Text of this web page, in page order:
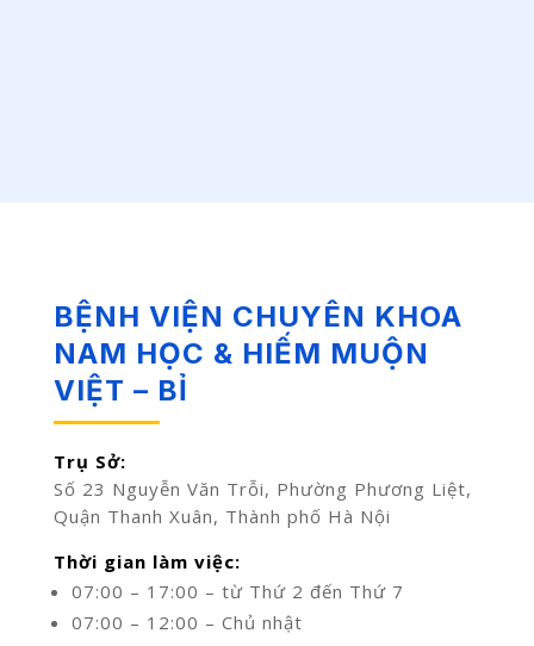
BỆNH VIỆN CHUYÊN KHOA
NAM HỌC & HIẾM MUỘN
VIỆT – BỈ
Trụ Sở:
Số 23 Nguyễn Văn Trỗi, Phường Phương Liệt,
Quận Thanh Xuân, Thành phố Hà Nội
Thời gian làm việc:
07:00 – 17:00 – từ Thứ 2 đến Thứ 7
07:00 – 12:00 – Chủ nhật